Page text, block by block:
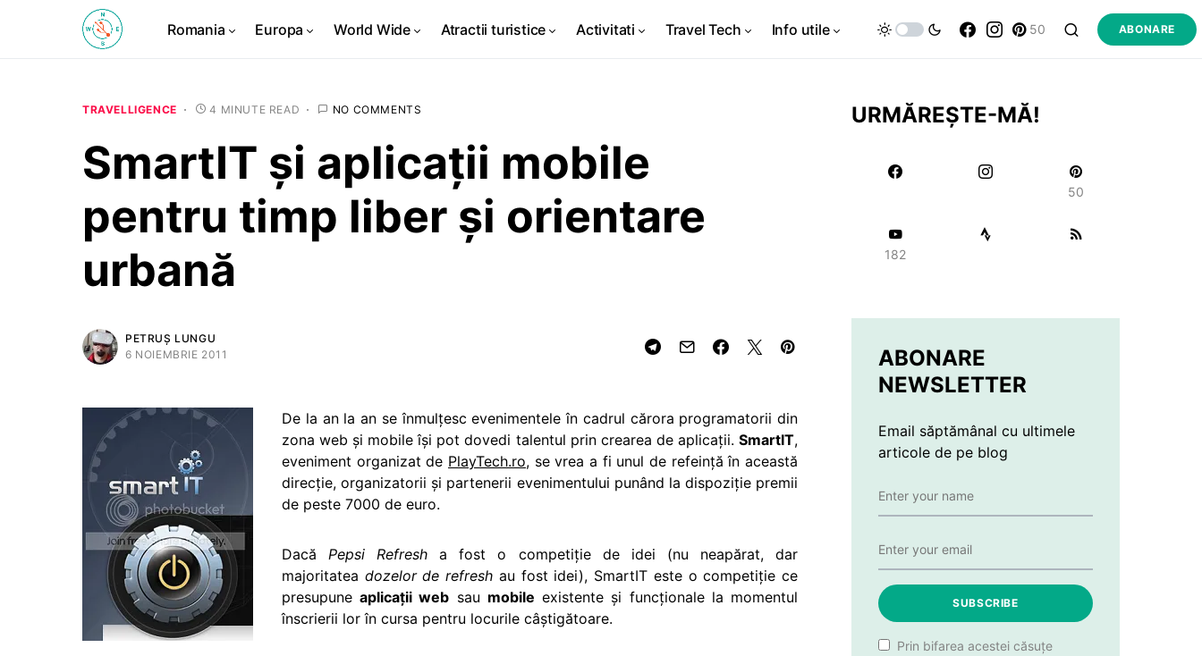
Romania Europa World Wide Atractii turistice Activitati Travel Tech Info utile 50 ABONARE
TRAVELLIGENCE 4 MINUTE READ NO COMMENTS
SmartIT şi aplicaţii mobile
pentru timp liber şi orientare
urbană
PETRUȘ LUNGU
6 NOIEMBRIE 2011
De la an la an se înmulţesc evenimentele în cadrul cărora programatorii din
zona web şi mobile îşi pot dovedi talentul prin crearea de aplicaţii. SmartIT,
eveniment organizat de PlayTech.ro, se vrea a fi unul de refeinţă în această
direcţie, organizatorii şi partenerii evenimentului punând la dispoziţie premii
de peste 7000 de euro.
DacăPepsi Refresh a fost o competiţie de idei (nu neapărat, dar
majoritatea dozelor de refresh au fost idei), SmartIT este o competiţie ce
presupuneaplicaţii web sau mobile existente şi funcţionale la momentul
înscrierii lor în cursa pentru locurile câştigătoare.
URMĂREȘTE-MĂ!
50
182
ABONARE
NEWSLETTER
Email săptămânal cu ultimele
articole de pe blog
SUBSCRIBE
Prin bifarea acestei căsuțe